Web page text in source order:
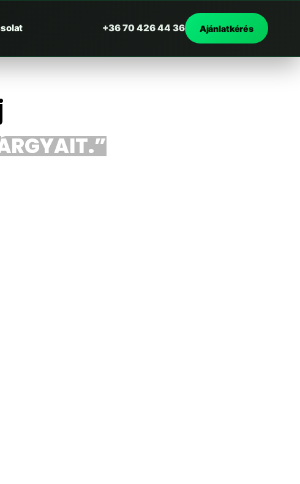
+36 70 426 44 36 Ajánlatkérés